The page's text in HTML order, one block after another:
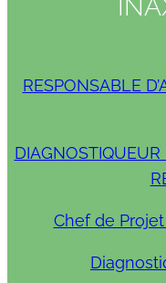
RESPONSABLE
Chef de